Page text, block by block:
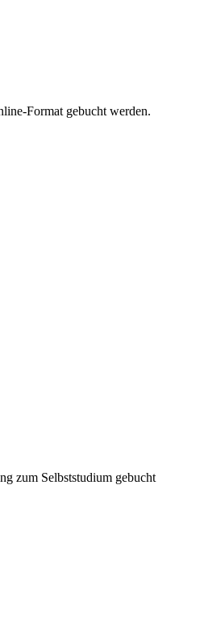
Format gebucht werden.
zum Selbststudium gebucht